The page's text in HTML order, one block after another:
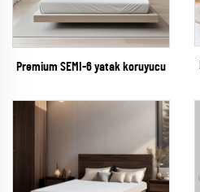
Premium SEMI-6 yatak koruyucu